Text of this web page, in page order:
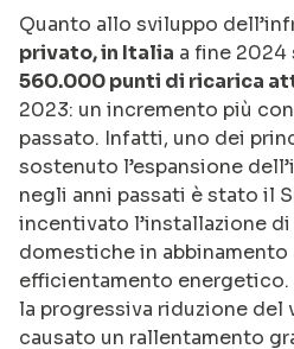
Quanto allo sviluppo
privato, in Italia a fine 2024
560.000 punti di ricarica
2023: un incremento più
passato. Infatti, uno dei
sostenuto l’espansione
negli anni passati è stato il
incentivato l’installazione
domestiche in
efficientamento
la progressiva riduzione del
causato un rallentamento